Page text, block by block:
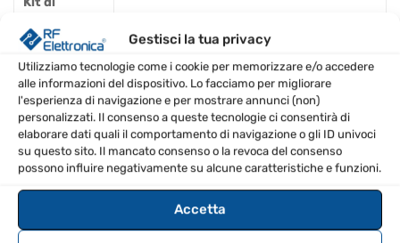
Gestisci la tua privacy
Utilizziamo tecnologie come i cookie per memorizzare e/o accedere
alle informazioni del dispositivo. Lo facciamo per migliorare
l'esperienza di navigazione e per mostrare annunci (non)
personalizzati. Il consenso a queste tecnologie ci consentirà di
elaborare dati quali il comportamento di navigazione o gli ID univoci
su questo sito. Il mancato consenso o la revoca del consenso
possono influire negativamente su alcune caratteristiche e funzioni.
Accetta
batteria
utente
Modelli
utente
128
Step
6 parti di strumenti, 16 step per 1 variazione,
8 (A – H) variazioni per 1 modello, 2 modelli di
riempimento per 1 modello
BASS DRUM